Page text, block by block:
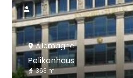
Allemagne
Pelikanhaus
363 m